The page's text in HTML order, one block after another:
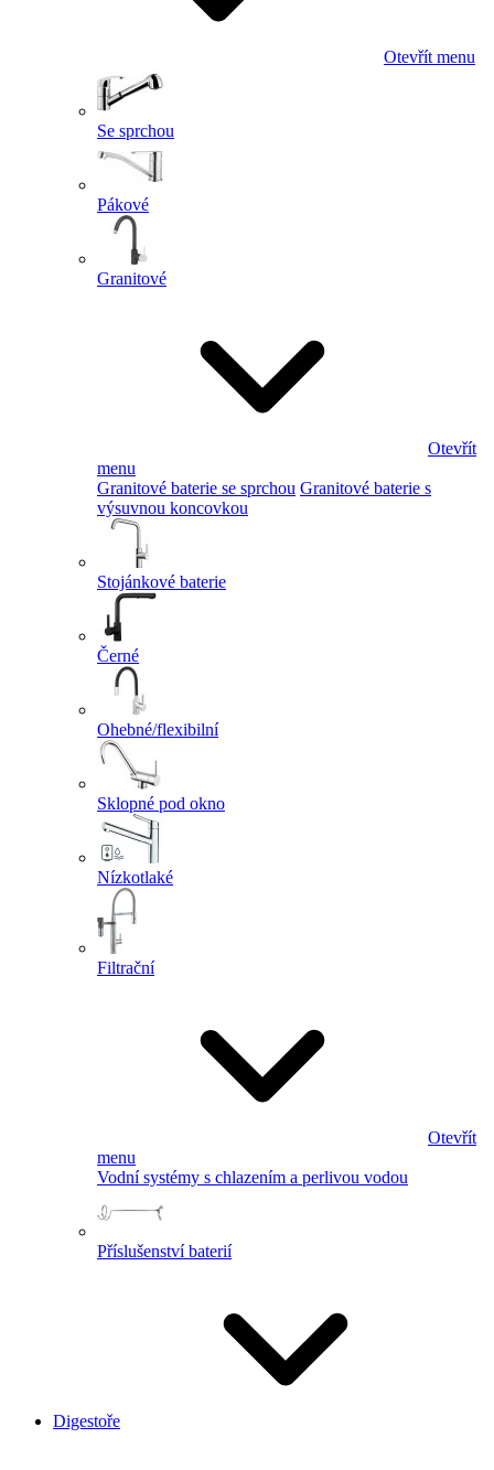
Otevřít menu
Se sprchou
Pákové
Granitové
Otevřít
menu
Granitové baterie se sprchou Granitové baterie s
výsuvnou koncovkou
Stojánkové baterie
Černé
Ohebné/flexibilní
Sklopné pod okno
Nízkotlaké
Filtrační
Otevřít
menu
Vodní systémy s chlazením a perlivou vodou
Příslušenství baterií
Digestoře